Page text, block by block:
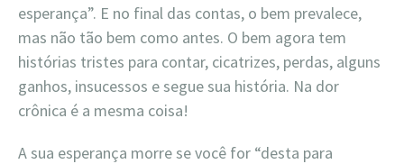
esperança”. E no final das contas, o bem prevalece,
mas não tão bem como antes. O bem agora tem
histórias tristes para contar, cicatrizes, perdas, alguns
ganhos, insucessos e segue sua história. Na dor
crônica é a mesma coisa!
A sua esperança morre se você for “desta para